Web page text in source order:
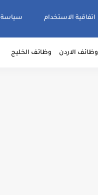
اتفاقية الاستخدام سياسة
وظائف الاردن وظائف الخليج